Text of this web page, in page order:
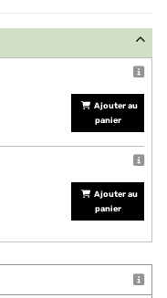
Ajouter au
panier
Ajouter au
panier